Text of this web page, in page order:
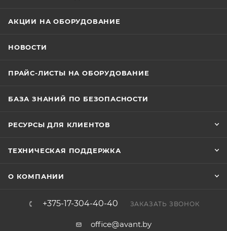
АКЦИИ НА ОБОРУДОВАНИЕ
НОВОСТИ
ПРАЙС-ЛИСТЫ НА ОБОРУДОВАНИЕ
БАЗА ЗНАНИЙ ПО БЕЗОПАСНОСТИ
РЕСУРСЫ ДЛЯ КЛИЕНТОВ
ТЕХНИЧЕСКАЯ ПОДДЕРЖКА
О КОМПАНИИ
+375-17-304-40-40 ЗАКАЗАТЬ ЗВОНОК
office@avant.by